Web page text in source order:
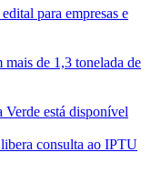
para empresas e
mais de 1,3 tonelada de
está disponível
consulta ao IPTU